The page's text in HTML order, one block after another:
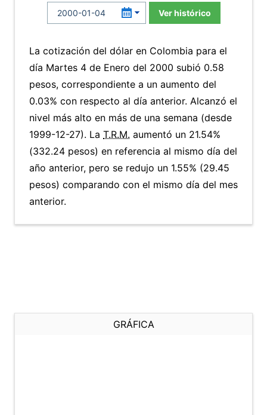
Ver histórico
La cotización del dólar en Colombia para el
día Martes 4 de Enero del 2000 subió 0.58
pesos, correspondiente a un aumento del
0.03% con respecto al día anterior. Alcanzó el
nivel más alto en más de una semana (desde
1999-12-27). La T.R.M. aumentó un 21.54%
(332.24 pesos) en referencia al mismo día del
año anterior, pero se redujo un 1.55% (29.45
pesos) comparando con el mismo día del mes
anterior.
GRÁFICA